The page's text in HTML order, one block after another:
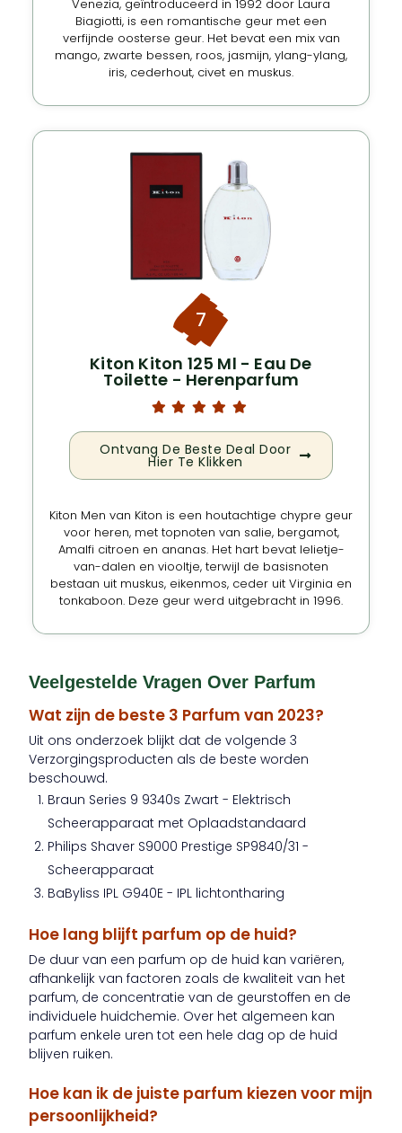
Venezia, geïntroduceerd in 1992 door Laura
Biagiotti, is een romantische geur met een
verfijnde oosterse geur. Het bevat een mix van
mango, zwarte bessen, roos, jasmijn, ylang-ylang,
iris, cederhout, civet en muskus.
7
Kiton Kiton 125 Ml - Eau De
Toilette - Herenparfum
Ontvang De Beste Deal Door
Hier Te Klikken
Kiton Men van Kiton is een houtachtige chypre geur
voor heren, met topnoten van salie, bergamot,
Amalfi citroen en ananas. Het hart bevat lelietje-
van-dalen en viooltje, terwijl de basisnoten
bestaan uit muskus, eikenmos, ceder uit Virginia en
tonkaboon. Deze geur werd uitgebracht in 1996.
Veelgestelde Vragen Over Parfum
Wat zijn de beste 3 Parfum van 2023?
Uit ons onderzoek blijkt dat de volgende 3
Verzorgingsproducten als de beste worden
beschouwd.
Braun Series 9 9340s Zwart - Elektrisch
Scheerapparaat met Oplaadstandaard
Philips Shaver S9000 Prestige SP9840/31 -
Scheerapparaat
BaByliss IPL G940E - IPL lichtontharing
Hoe lang blijft parfum op de huid?
De duur van een parfum op de huid kan variëren,
afhankelijk van factoren zoals de kwaliteit van het
parfum, de concentratie van de geurstoffen en de
individuele huidchemie. Over het algemeen kan
parfum enkele uren tot een hele dag op de huid
blijven ruiken.
Hoe kan ik de juiste parfum kiezen voor mijn
persoonlijkheid?